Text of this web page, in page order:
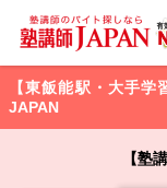
【東飯能駅・大手
JAPAN
【塾